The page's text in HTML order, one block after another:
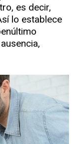
es decir,
lo establece